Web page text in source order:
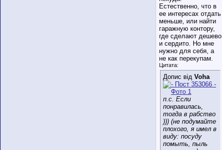
Естественно, что в
ее интересах отдать
меньше, или найти
гаражную контору,
где сделают дешево
и сердито. Но мне
нужно для себя, а
не как перекупам.
Цитата:
Допис від Voha
п.с. Если
понравилась,
тогда в рабство
))) (не подумайте
плохого, я имел в
виду: посуду
помыть, пыль